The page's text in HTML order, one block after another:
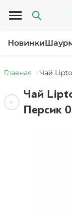
Открыть меню
Новинки
Главная Чай
Чай
Персик